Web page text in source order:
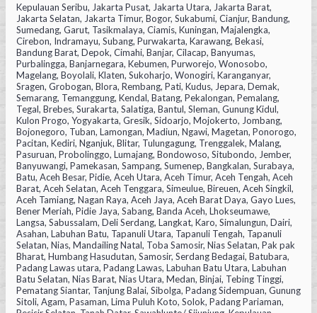
Kepulauan Seribu, Jakarta Pusat, Jakarta Utara, Jakarta Barat,
Jakarta Selatan, Jakarta Timur, Bogor, Sukabumi, Cianjur, Bandung,
Sumedang, Garut, Tasikmalaya, Ciamis, Kuningan, Majalengka,
Cirebon, Indramayu, Subang, Purwakarta, Karawang, Bekasi,
Bandung Barat, Depok, Cimahi, Banjar, Cilacap, Banyumas,
Purbalingga, Banjarnegara, Kebumen, Purworejo, Wonosobo,
Magelang, Boyolali, Klaten, Sukoharjo, Wonogiri, Karanganyar,
Sragen, Grobogan, Blora, Rembang, Pati, Kudus, Jepara, Demak,
Semarang, Temanggung, Kendal, Batang, Pekalongan, Pemalang,
Tegal, Brebes, Surakarta, Salatiga, Bantul, Sleman, Gunung Kidul,
Kulon Progo, Yogyakarta, Gresik, Sidoarjo, Mojokerto, Jombang,
Bojonegoro, Tuban, Lamongan, Madiun, Ngawi, Magetan, Ponorogo,
Pacitan, Kediri, Nganjuk, Blitar, Tulungagung, Trenggalek, Malang,
Pasuruan, Probolinggo, Lumajang, Bondowoso, Situbondo, Jember,
Banyuwangi, Pamekasan, Sampang, Sumenep, Bangkalan, Surabaya,
Batu, Aceh Besar, Pidie, Aceh Utara, Aceh Timur, Aceh Tengah, Aceh
Barat, Aceh Selatan, Aceh Tenggara, Simeulue, Bireuen, Aceh Singkil,
Aceh Tamiang, Nagan Raya, Aceh Jaya, Aceh Barat Daya, Gayo Lues,
Bener Meriah, Pidie Jaya, Sabang, Banda Aceh, Lhokseumawe,
Langsa, Sabussalam, Deli Serdang, Langkat, Karo, Simalungun, Dairi,
Asahan, Labuhan Batu, Tapanuli Utara, Tapanuli Tengah, Tapanuli
Selatan, Nias, Mandailing Natal, Toba Samosir, Nias Selatan, Pak pak
Bharat, Humbang Hasudutan, Samosir, Serdang Bedagai, Batubara,
Padang Lawas utara, Padang Lawas, Labuhan Batu Utara, Labuhan
Batu Selatan, Nias Barat, Nias Utara, Medan, Binjai, Tebing Tinggi,
Pematang Siantar, Tanjung Balai, Sibolga, Padang Sidempuan, Gunung
Sitoli, Agam, Pasaman, Lima Puluh Koto, Solok, Padang Pariaman,